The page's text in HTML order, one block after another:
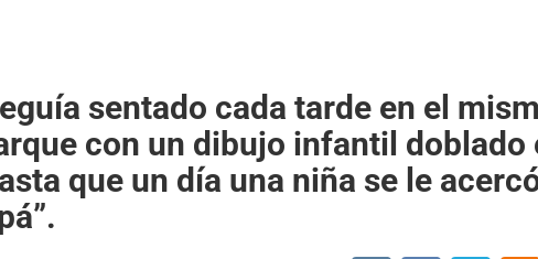
sentado cada tarde en el
con un dibujo infantil doblado
que un día una niña se le